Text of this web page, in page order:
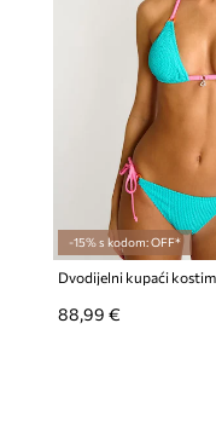
-15% s kodom: OFF*
88,99 €